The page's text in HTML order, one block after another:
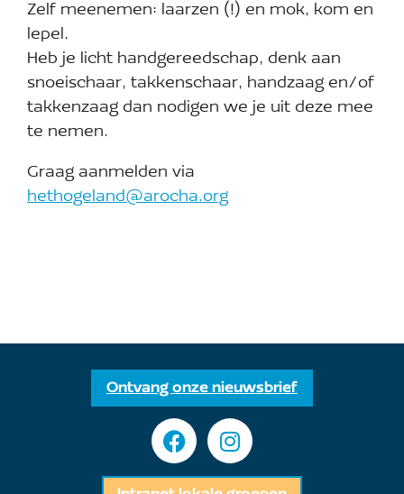
Zelf meenemen: laarzen (!) en mok, kom en
lepel.
Heb je licht handgereedschap, denk aan
snoeischaar, takkenschaar, handzaag en/of
takkenzaag dan nodigen we je uit deze mee
te nemen.
Graag aanmelden via
hethogeland@arocha.org
Ontvang onze nieuwsbrief